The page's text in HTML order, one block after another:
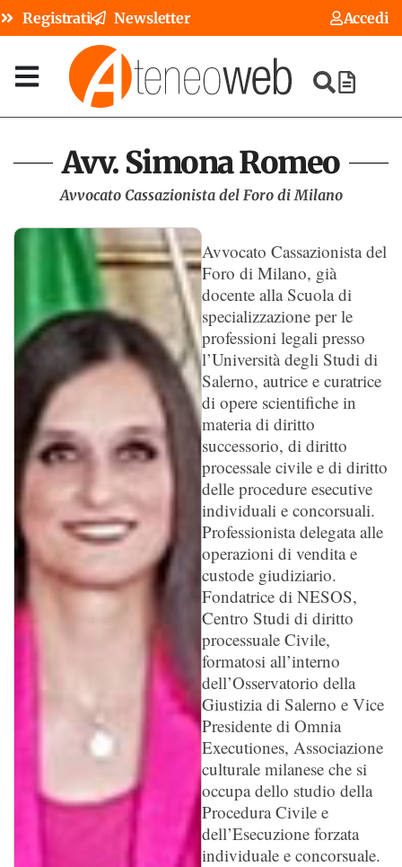
Registrati Newsletter Accedi
Avv. Simona Romeo
Avvocato Cassazionista del Foro di Milano
Avvocato Cassazionista del
Foro di Milano, già
docente alla Scuola di
specializzazione per le
professioni legali presso
l’Università degli Studi di
Salerno, autrice e curatrice
di opere scientifiche in
materia di diritto
successorio, di diritto
processale civile e di diritto
delle procedure esecutive
individuali e concorsuali.
Professionista delegata alle
operazioni di vendita e
custode giudiziario.
Fondatrice di NESOS,
Centro Studi di diritto
processuale Civile,
formatosi all’interno
dell’Osservatorio della
Giustizia di Salerno e Vice
Presidente di Omnia
Executiones, Associazione
culturale milanese che si
occupa dello studio della
Procedura Civile e
dell’Esecuzione forzata
individuale e concorsuale.